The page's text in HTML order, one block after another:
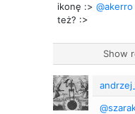
ikonę :> @akerro
też? :>
Show